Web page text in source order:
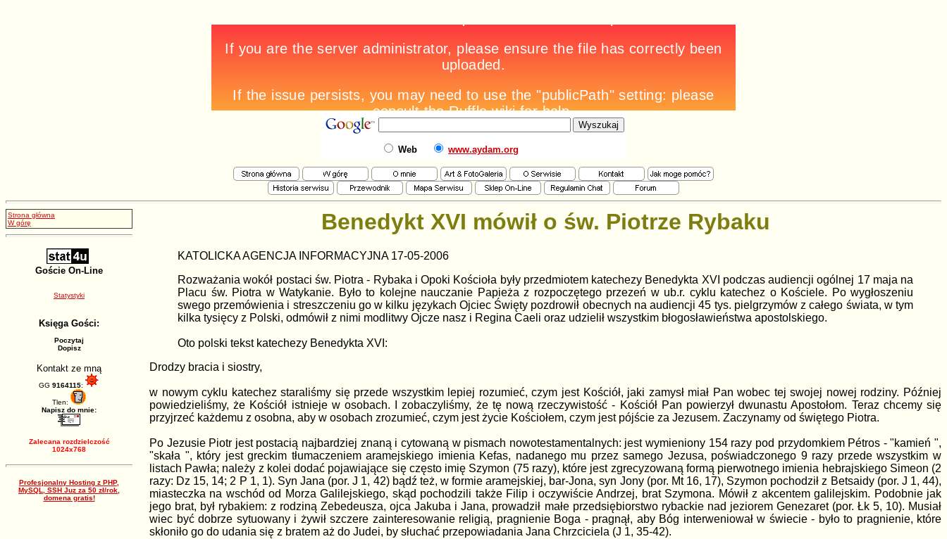
Web www.aydam.org
Strona główna
W górę
Goście On-Line
Statystyki
Księga Gości:
Poczytaj
Dopisz
Kontakt ze mną
GG 9164115:
Tlen:
Napisz do mnie:
Zalecana rozdzielczość
1024x768
Profesjonalny Hosting z PHP,
MySQL, SSH Juz za 50 zł/rok,
domena gratis!
Benedykt XVI mówił o św. Piotrze Rybaku
KATOLICKA AGENCJA INFORMACYJNA 17-05-2006
Rozważania wokół postaci św. Piotra - Rybaka i Opoki Kościoła były przedmiotem katechezy Benedykta XVI podczas audiencji ogólnej 17 maja na
Placu św. Piotra w Watykanie. Było to kolejne nauczanie Papieża z rozpoczętego przezeń w ub.r. cyklu katechez o Kościele. Po wygłoszeniu
swego przemówienia i streszczeniu go w kilku językach Ojciec Święty pozdrowił obecnych na audiencji 45 tys. pielgrzymów z całego świata, w tym
kilka tysięcy z Polski, odmówił z nimi modlitwy Ojcze nasz i Regina Caeli oraz udzielił wszystkim błogosławieństwa apostolskiego.
Oto polski tekst katechezy Benedykta XVI:
Drodzy bracia i siostry,
w nowym cyklu katechez staraliśmy się przede wszystkim lepiej rozumieć, czym jest Kościół, jaki zamysł miał Pan wobec tej swojej nowej rodziny. Później
powiedzieliśmy, że Kościół istnieje w osobach. I zobaczyliśmy, że tę nową rzeczywistość - Kościół Pan powierzył dwunastu Apostołom. Teraz chcemy się
przyjrzeć każdemu z osobna, aby w osobach zrozumieć, czym jest życie Kościołem, czym jest pójście za Jezusem. Zaczynamy od świętego Piotra.
Po Jezusie Piotr jest postacią najbardziej znaną i cytowaną w pismach nowotestamentalnych: jest wymieniony 154 razy pod przydomkiem Pétros - "kamień ",
"skała ", który jest greckim tłumaczeniem aramejskiego imienia Kefas, nadanego mu przez samego Jezusa, poświadczonego 9 razy przede wszystkim w
listach Pawła; należy z kolei dodać pojawiające się często imię Szymon (75 razy), które jest zgrecyzowaną formą pierwotnego imienia hebrajskiego Simeon (2
razy: Dz 15, 14; 2 P 1, 1). Syn Jana (por. J 1, 42) bądź też, w formie aramejskiej, bar-Jona, syn Jony (por. Mt 16, 17), Szymon pochodził z Betsaidy (por. J 1, 44),
miasteczka na wschód od Morza Galilejskiego, skąd pochodzili także Filip i oczywiście Andrzej, brat Szymona. Mówił z akcentem galilejskim. Podobnie jak
jego brat, był rybakiem: z rodziną Zebedeusza, ojca Jakuba i Jana, prowadził małe przedsiębiorstwo rybackie nad jeziorem Genezaret (por. Łk 5, 10). Musiał
wiec być dobrze sytuowany i żywił szczere zainteresowanie religią, pragnienie Boga - pragnął, aby Bóg interweniował w świecie - było to pragnienie, które
skłoniło go do udania się z bratem aż do Judei, by słuchać przepowiadania Jana Chrzciciela (J 1, 35-42).